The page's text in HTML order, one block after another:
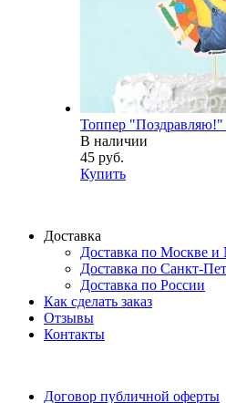
Топпер "Поздравляю!"
В наличии
45 руб.
Купить
Доставка
Доставка по Москве
Доставка по Санкт-
Доставка по России
Как сделать заказ
Отзывы
Контакты
Договор публичной оферты